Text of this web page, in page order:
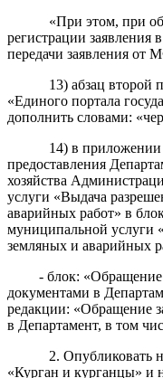
«При этом, при
регистрации заявления
передачи заявления от
13) абзац второй
«Единого портала
дополнить словами: «
14) в приложении
предоставления
хозяйства
услуги «Выдача
аварийных работ» в
муниципальной услуги
земляных и аварийных
- блок: «Обращение
документами в
редакции: «Обращение
в Департамент, в том
2. Опубликовать
«Курган и курганцы» и